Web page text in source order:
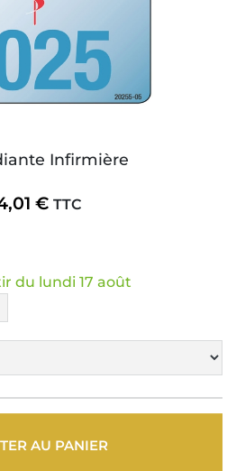
Infirmière
€ TTC
du lundi 17 août
AU PANIER